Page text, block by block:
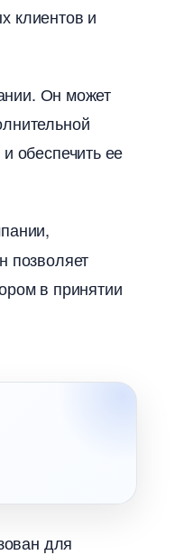
клиентов и
Он может
обеспечить ее
позволяет
в принятии
для